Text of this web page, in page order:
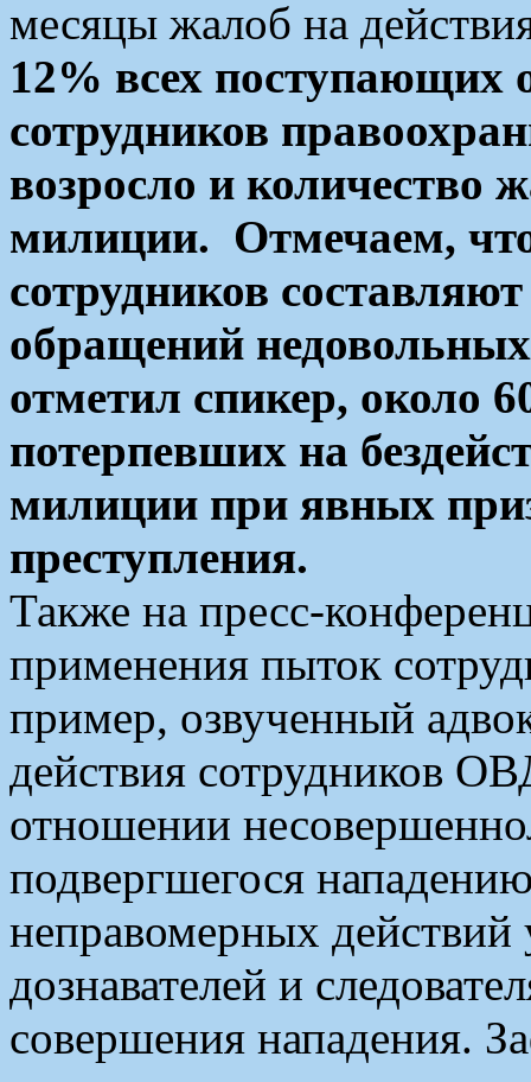
месяцы жалоб на
12% всех
сотрудников
возросло и количество
милиции. Отмечаем,
сотрудников
обращений
отметил спикер, около
потерпевших на
милиции при явных
преступления.
Также на пресс-
применения пыток
пример, озвученный
действия сотрудников
отношении
подвергшегося
неправомерных действий
дознавателей и
совершения нападения.